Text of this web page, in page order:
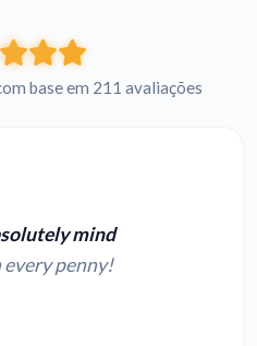
base em 211 avaliações
mind
penny!